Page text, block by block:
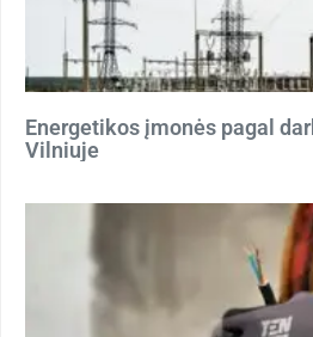
Energetikos įmonės pagal
Vilniuje